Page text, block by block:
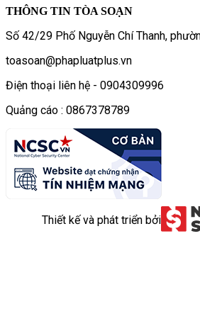
THÔNG TIN TÒA SOẠN
Số 42/29 Phố Nguyễn Chí Thanh,
toasoan@phapluatplus.vn
Điện thoại liên hệ - 0904309996
Quảng cáo : 0867378789
Thiết kế và phát triển bởi